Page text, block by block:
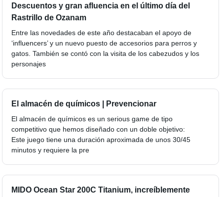
Descuentos y gran afluencia en el último día del
Rastrillo de Ozanam
Entre las novedades de este año destacaban el apoyo de
‘influencers’ y un nuevo puesto de accesorios para perros y
gatos. También se contó con la visita de los cabezudos y los
personajes
El almacén de químicos | Prevencionar
El almacén de químicos es un serious game de tipo
competitivo que hemos diseñado con un doble objetivo:
Este juego tiene una duración aproximada de unos 30/45
minutos y requiere la pre
MIDO Ocean Star 200C Titanium, increíblemente